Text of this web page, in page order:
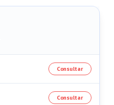
Consultar
Consultar